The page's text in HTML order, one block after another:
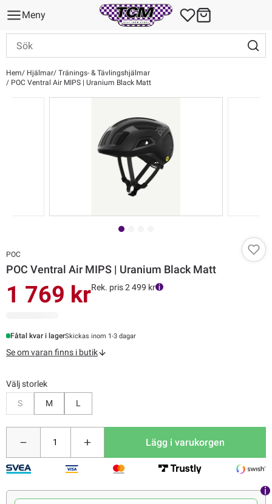
Meny
Hem Hjälmar Tränings- & Tävlingshjälmar
POC Ventral Air MIPS | Uranium Black Matt
POC
POC Ventral Air MIPS | Uranium Black Matt
1 769 krRek. pris 2 499 kr
Fåtal kvar i lagerSkickas inom 1-3 dagar
Se om varan finns i butik
Välj storlek
S
M L
Lägg i varukorgen